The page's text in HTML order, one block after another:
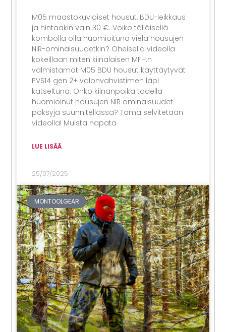
M05 maastokuvioiset housut, BDU-leikkaus
ja hintaakin vain 30 €. Voiko tälläisellä
kombolla olla huomioituna vielä housujen
NIR-ominaisuudetkin? Oheisella videolla
kokeillaan miten kiinalaisen MFH:n
valmistamat M05 BDU housut käyttäytyvät
PVS14 gen 2+ valonvahvistimen läpi
katseltuna. Onko kiinanpoika todella
huomioinut housujen NIR ominaisuudet
pöksyjä suunnitellassa? Tämä selvitetään
videolla! Muista napata
LUE LISÄÄ
25/07/2025
MONTOOLGEAR